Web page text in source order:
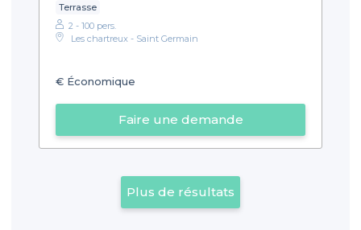
Terrasse
2 - 100 pers.
Les chartreux - Saint Germain
€ Économique
Faire une demande
Plus de résultats